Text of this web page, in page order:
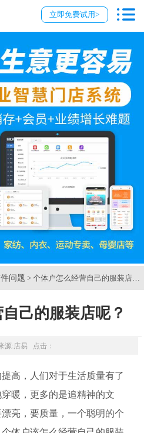
立即免费试用>
问题 > 个体户怎么经营自己的服装店呢
己的服装店呢？
源:店易 点击：
，人们对于生活质量有了
暖，更多的是追精神的文
亮，要质量，一个聪明的个